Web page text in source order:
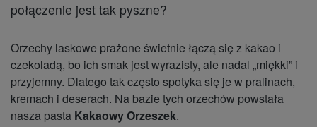
połączenie jest tak pyszne?
Orzechy laskowe prażone świetnie łączą się z kakao i
czekoladą, bo ich smak jest wyrazisty, ale nadal „miękki” i
przyjemny. Dlatego tak często spotyka się je w pralinach,
kremach i deserach. Na bazie tych orzechów powstała
nasza pasta Kakaowy Orzeszek.